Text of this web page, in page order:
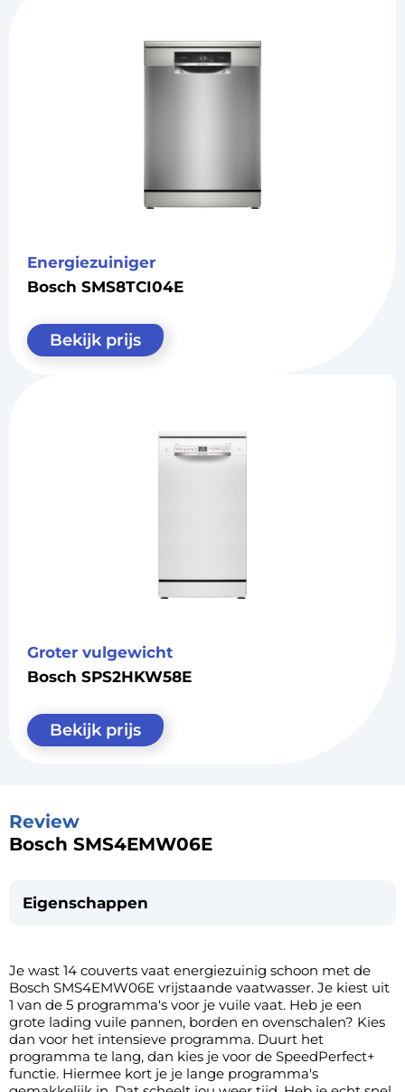
Energiezuiniger
Bosch SMS8TCI04E
Bekijk prijs
Groter vulgewicht
Bosch SPS2HKW58E
Bekijk prijs
Review
Bosch SMS4EMW06E
Eigenschappen
Je wast 14 couverts vaat energiezuinig schoon met de
Bosch SMS4EMW06E vrijstaande vaatwasser. Je kiest uit
1 van de 5 programma's voor je vuile vaat. Heb je een
grote lading vuile pannen, borden en ovenschalen? Kies
dan voor het intensieve programma. Duurt het
programma te lang, dan kies je voor de SpeedPerfect+
functie. Hiermee kort je je lange programma's